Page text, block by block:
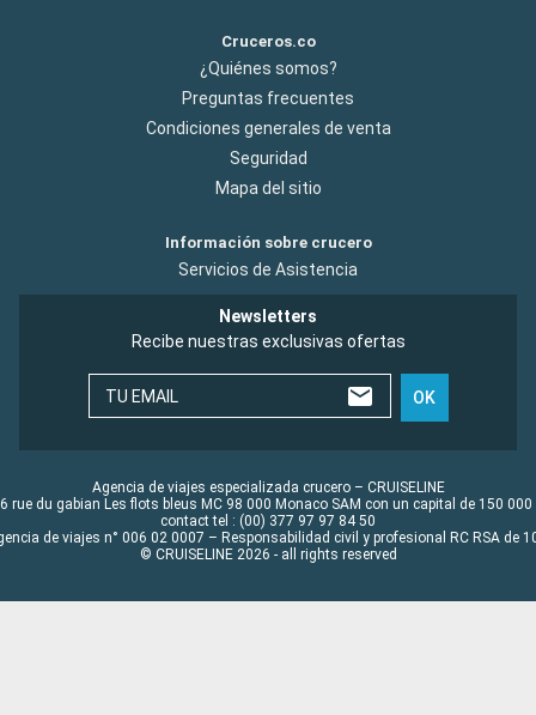
Cruceros.co
¿Quiénes somos?
Preguntas frecuentes
Condiciones generales de venta
Seguridad
Mapa del sitio
Información sobre crucero
Servicios de Asistencia
Newsletters
Recibe nuestras exclusivas ofertas
TU EMAIL OK
Agencia de viajes especializada crucero – CRUISELINE
rue du gabian Les flots bleus MC 98 000 Monaco SAM con un capital de 150 000
contact tel : (00) 377 97 97 84 50
de viajes n° 006 02 0007 – Responsabilidad civil y profesional RC RSA de
© CRUISELINE 2026 - all rights reserved